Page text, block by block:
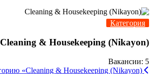
Категория
Cleaning & Housekeeping (Nikayon)
Вакансии: 5